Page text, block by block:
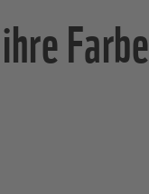
Farbe